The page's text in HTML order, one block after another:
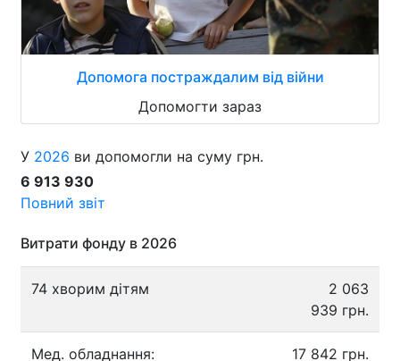
Допомога постраждалим від війни
Допомогти зараз
У 2026 ви допомогли на суму грн.
6 913 930
Повний звіт
Витрати фонду в 2026
74 хворим дітям
2 063
939 грн.
Мед. обладнання: 17 842 грн.